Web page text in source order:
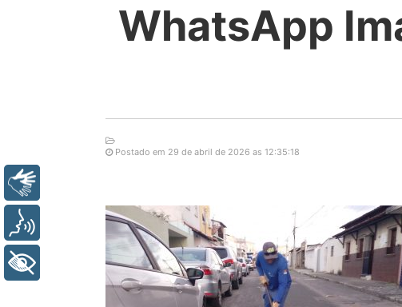
WhatsApp
Postado em 29 de abril de 2026 as 12:35:18
+ Acessibilidade